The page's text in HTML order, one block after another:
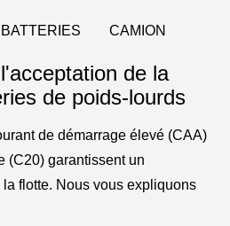
CAMION
de la
de poids-lourds
de démarrage élevé (CAA)
(C20) garantissent un
flotte. Nous vous expliquons